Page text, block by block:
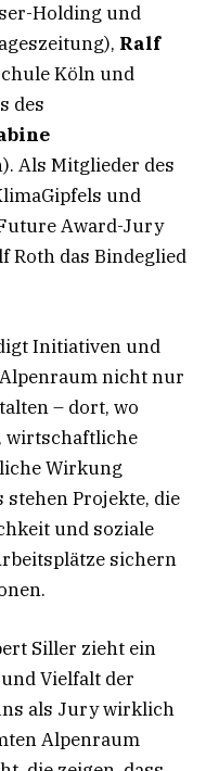
Holding und
Ralf
Köln und
des
Als Mitglieder des
und
Award-Jury
Roth das Bindeglied
Initiativen und
nicht nur
– dort, wo
wirtschaftliche
Wirkung
Projekte, die
und soziale
sichern
Siller zieht ein
Vielfalt der
als Jury wirklich
Alpenraum